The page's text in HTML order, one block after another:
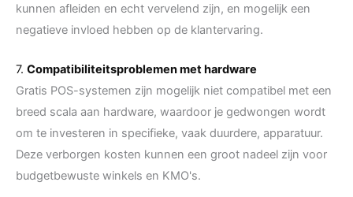
kunnen afleiden en echt vervelend zijn, en mogelijk een
negatieve invloed hebben op de klantervaring.
7. Compatibiliteitsproblemen met hardware
Gratis POS-systemen zijn mogelijk niet compatibel met een
breed scala aan hardware, waardoor je gedwongen wordt
om te investeren in specifieke, vaak duurdere, apparatuur.
Deze verborgen kosten kunnen een groot nadeel zijn voor
budgetbewuste winkels en KMO's.